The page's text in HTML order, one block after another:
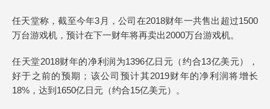
任天堂称，截至今年3月，公司在2018财年一共售出超过1500
万台游戏机，预计在下一财年将再卖出2000万台游戏机。
任天堂2018财年的净利润为1396亿日元（约合13亿美元），
好于之前的预期；该公司预计其2019财年的净利润将增长
18%，达到1650亿日元（约合15亿美元）。